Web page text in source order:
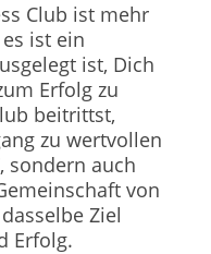
Club ist mehr
ist ein
ist, Dich
Erfolg zu
beitrittst,
zu wertvollen
sondern auch
von
Ziel
Erfolg.